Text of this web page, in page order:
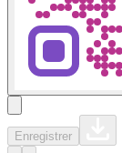
Enregistrer